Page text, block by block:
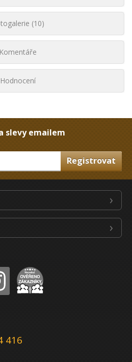
(10)
Komentáře
Hodnocení
slevy emailem
Heureka
416